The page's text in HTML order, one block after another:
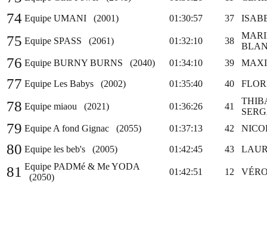
74 Equipe UMANI (2001) 01:30:57 37
75 Equipe SPASS (2061) 01:32:10 38
76 Equipe BURNY BURNS (2040) 01:34:10 39
77 Equipe Les Babys (2002) 01:35:40 40
78 Equipe miaou (2021) 01:36:26 41
79 Equipe A fond Gignac (2055) 01:37:13 42
80 Equipe les beb's (2005) 01:42:45 43
81 Equipe PADMé & Me YODA
(2050)
01:42:51 12